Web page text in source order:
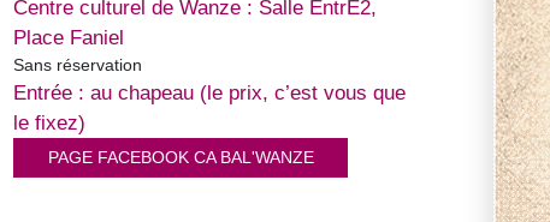
Centre culturel de Wanze : Salle EntrE2,
Place Faniel
Sans réservation
Entrée : au chapeau (le prix, c’est vous que
le fixez)
PAGE FACEBOOK CA BAL'WANZE